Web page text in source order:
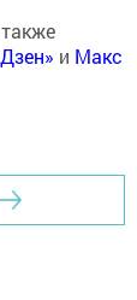
и Макс